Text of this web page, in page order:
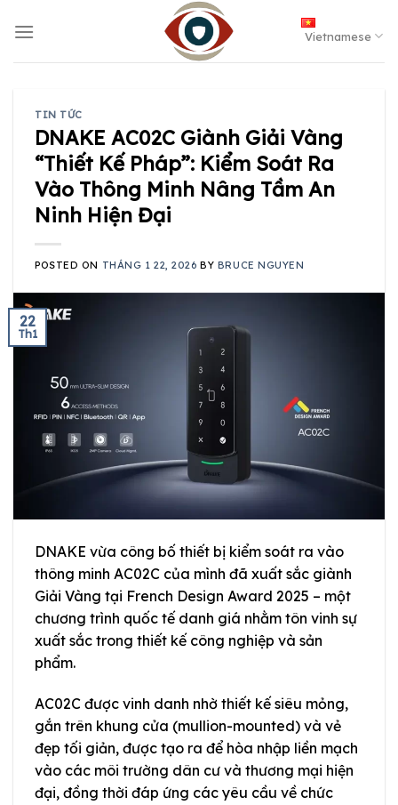
Vietnamese
TIN TỨC
DNAKE AC02C Giành Giải Vàng
“Thiết Kế Pháp”: Kiểm Soát Ra
Vào Thông Minh Nâng Tầm An
Ninh Hiện Đại
POSTED ON THÁNG 1 22, 2026 BY BRUCE NGUYEN
22
Th1
DNAKE vừa công bố thiết bị kiểm soát ra vào
thông minh AC02C của mình đã xuất sắc giành
Giải Vàng tại French Design Award 2025 – một
chương trình quốc tế danh giá nhằm tôn vinh sự
xuất sắc trong thiết kế công nghiệp và sản
phẩm.
AC02C được vinh danh nhờ thiết kế siêu mỏng,
gắn trên khung cửa (mullion-mounted) và vẻ
đẹp tối giản, được tạo ra để hòa nhập liền mạch
vào các môi trường dân cư và thương mại hiện
đại, đồng thời đáp ứng các yêu cầu về chức